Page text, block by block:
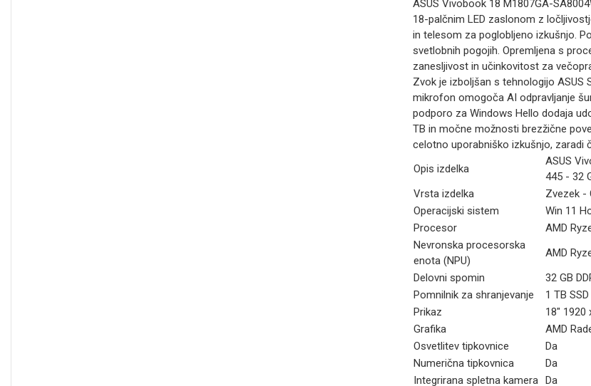
ASUS Vivobook 18 M1807GA-
18-palčnim LED zaslonom z
in telesom za poglobljeno izkušnjo.
svetlobnih pogojih. Opremljena s
zanesljivost in učinkovitost za
Zvok je izboljšan s tehnologijo
mikrofon omogoča AI odpravljanje
podporo za Windows Hello dodaja
TB in močne možnosti brezžične
celotno uporabniško izkušnjo, zaradi
Opis izdelka
ASUS
445 - 32
Vrsta izdelka
Zvezek -
Operacijski sistem
Win 11
Procesor
AMD
Nevronska procesorska
enota (NPU)
AMD
Delovni spomin
32 GB
Pomnilnik za shranjevanje
1 TB
Prikaz
18" 1920
Grafika
AMD
Osvetlitev tipkovnice
Da
Numerična tipkovnica
Da
Integrirana spletna kamera Da